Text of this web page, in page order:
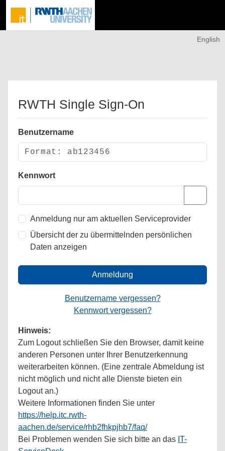
English
RWTH Single Sign-On
Benutzername
Kennwort
Anmeldung nur am aktuellen Serviceprovider
Übersicht der zu übermittelnden persönlichen
Daten anzeigen
Anmeldung
Benutzername vergessen?
Kennwort vergessen?
Hinweis:
Zum Logout schließen Sie den Browser, damit keine
anderen Personen unter Ihrer Benutzerkennung
weiterarbeiten können. (Eine zentrale Abmeldung ist
nicht möglich und nicht alle Dienste bieten ein
Logout an.)
Weitere Informationen finden Sie unter
https://help.itc.rwth-
aachen.de/service/rhb2fhkpjhb7/faq/
Bei Problemen wenden Sie sich bitte an das IT-